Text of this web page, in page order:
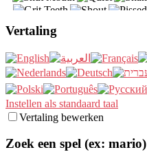
Vertaling
Instellen als standaard taal
Vertaling bewerken
Zoek een spel (ex: mario)